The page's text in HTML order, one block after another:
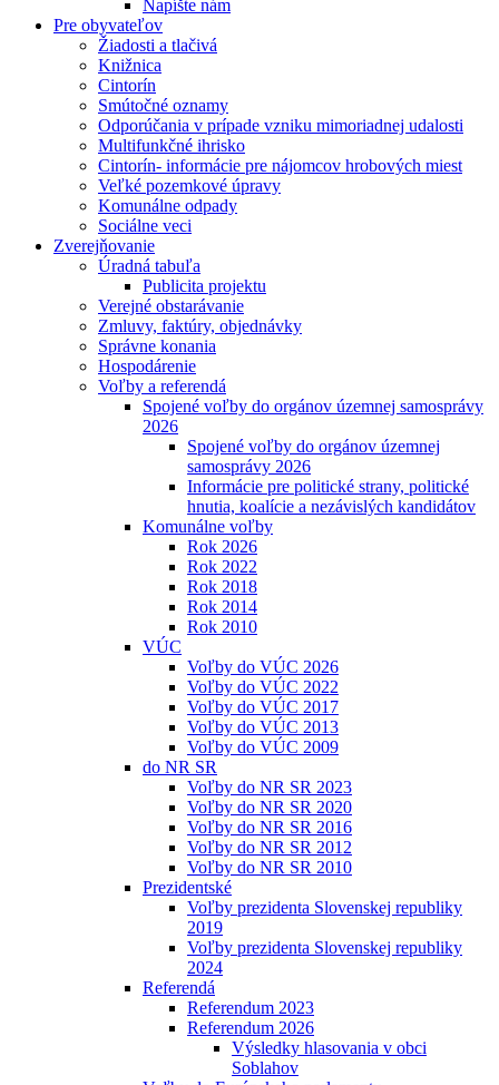
Napíšte nám
Pre obyvateľov
Žiadosti a tlačivá
Knižnica
Cintorín
Smútočné oznamy
Odporúčania v prípade vzniku mimoriadnej udalosti
Multifunkčné ihrisko
Cintorín- informácie pre nájomcov hrobových miest
Veľké pozemkové úpravy
Komunálne odpady
Sociálne veci
Zverejňovanie
Úradná tabuľa
Publicita projektu
Verejné obstarávanie
Zmluvy, faktúry, objednávky
Správne konania
Hospodárenie
Voľby a referendá
Spojené voľby do orgánov územnej samosprávy
2026
Spojené voľby do orgánov územnej
samosprávy 2026
Informácie pre politické strany, politické
hnutia, koalície a nezávislých kandidátov
Komunálne voľby
Rok 2026
Rok 2022
Rok 2018
Rok 2014
Rok 2010
VÚC
Voľby do VÚC 2026
Voľby do VÚC 2022
Voľby do VÚC 2017
Voľby do VÚC 2013
Voľby do VÚC 2009
do NR SR
Voľby do NR SR 2023
Voľby do NR SR 2020
Voľby do NR SR 2016
Voľby do NR SR 2012
Voľby do NR SR 2010
Prezidentské
Voľby prezidenta Slovenskej republiky
2019
Voľby prezidenta Slovenskej republiky
2024
Referendá
Referendum 2023
Referendum 2026
Výsledky hlasovania v obci
Soblahov